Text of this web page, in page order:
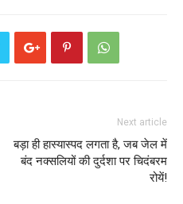
Next article
बड़ा ही हास्यास्पद लगता है, जब जेल में
बंद नक्सलियों की दुर्दशा पर चिदंबरम
रोयें!